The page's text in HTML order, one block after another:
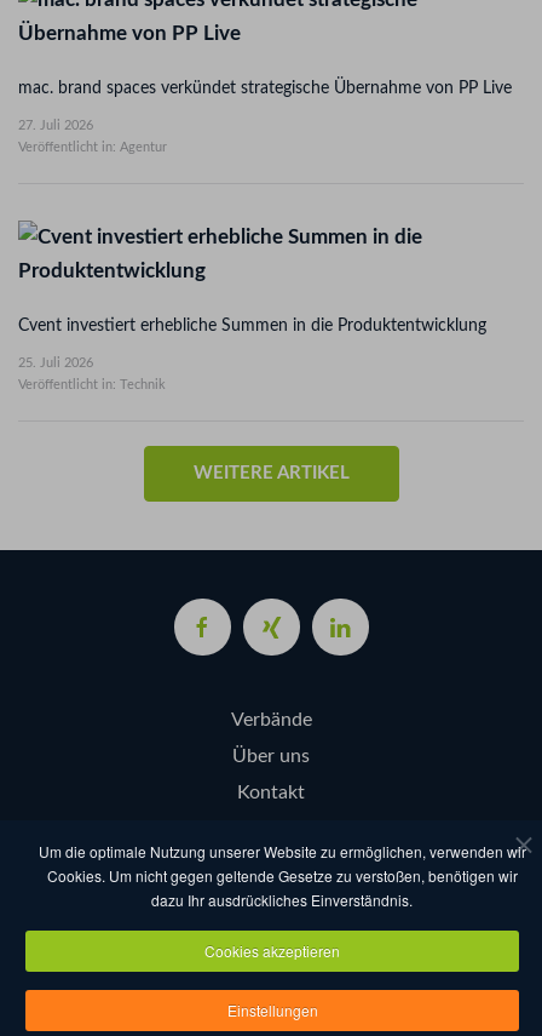
mac. brand spaces verkündet strategische Übernahme von PP Live
27. Juli 2026
Veröffentlicht in: Agentur
Cvent investiert erhebliche Summen in die Produktentwicklung
25. Juli 2026
Veröffentlicht in: Technik
WEITERE ARTIKEL
Verbände
Über uns
Kontakt
Datenschutz Nutzungsbestimmungen
Impressum
Copyright eventcompanies.de 2025
Um die optimale Nutzung unserer Website zu ermöglichen, verwenden wir
Cookies. Um nicht gegen geltende Gesetze zu verstoßen, benötigen wir
dazu Ihr ausdrückliches Einverständnis.
Cookies akzeptieren
Einstellungen